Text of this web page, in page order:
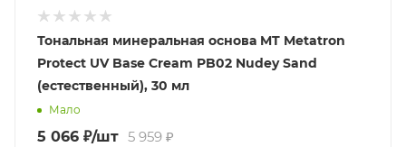
Тональная минеральная основа MT Metatron
Protect UV Base Cream PB02 Nudey Sand
(естественный), 30 мл
Мало
5 066 ₽/шт 5 959 ₽